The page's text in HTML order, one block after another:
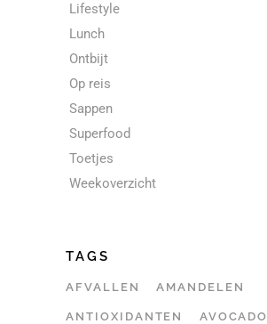
Lifestyle
Lunch
Ontbijt
Op reis
Sappen
Superfood
Toetjes
Weekoverzicht
TAGS
AFVALLEN AMANDELEN
ANTIOXIDANTEN AVOCADO